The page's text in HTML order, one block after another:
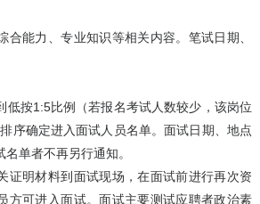
能力、专业知识等相关内容。笔试日期、
按1:5比例（若报名考试人数较少，该岗位
序确定进入面试人员名单。面试日期、地点
单者不再另行通知。
明材料到面试现场，在面试前进行再次资
方可进入面试。面试主要测试应聘者政治素